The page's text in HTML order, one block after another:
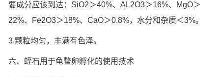
要成分应该到达：SiO2＞40%、AL2O3＞16%、MgO＞
22%、Fe2O3＞18%、CaO＞0.8%，水分和杂质＜3%。
3.颗粒均匀，丰满有色泽。
六、蛭石用于龟鳖卵孵化的使用技术